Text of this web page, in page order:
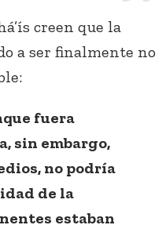
creen que la
a ser finalmente no
fuera
sin embargo,
no podría
de la
estaban